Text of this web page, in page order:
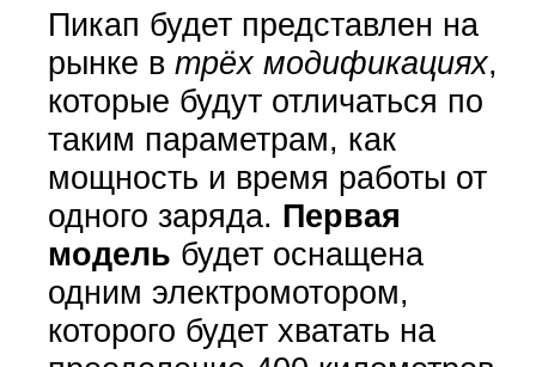
Пикап будет представлен на
рынке в трёх модификациях,
которые будут отличаться по
таким параметрам, как
мощность и время работы от
одного заряда. Первая
модель будет оснащена
одним электромотором,
которого будет хватать на